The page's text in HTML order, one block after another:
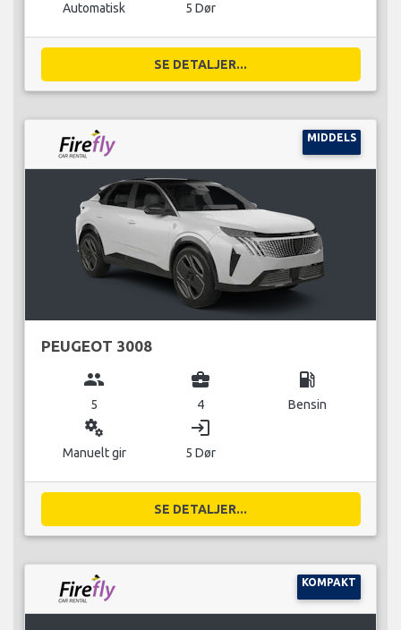
Automatisk 5 Dør
SE DETALJER...
MIDDELS
PEUGEOT 3008
group
5
business_center
4
local_gas_station
Bensin
miscellaneous_services
Manuelt gir
login
5 Dør
SE DETALJER...
KOMPAKT